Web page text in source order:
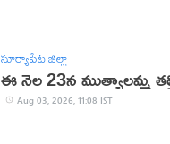
సూర్యాపేట జిల్లా
ఈ నెల 23న ముత్యాలమ్మ
Aug 03, 2026, 11:08 IST